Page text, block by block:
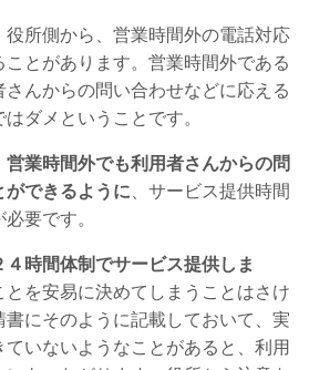
所側から、営業時間外の電話対応
とがあります。営業時間外である
んからの問い合わせなどに応える
ダメということです。
営業時間外でも利用者さんからの問
ができるように 、サービス提供時間
要です。
４時間体制でサービス提供しま
とを安易に決めてしまうことはさけ
にそのように記載しておいて、実
いないようなことがあると、利用